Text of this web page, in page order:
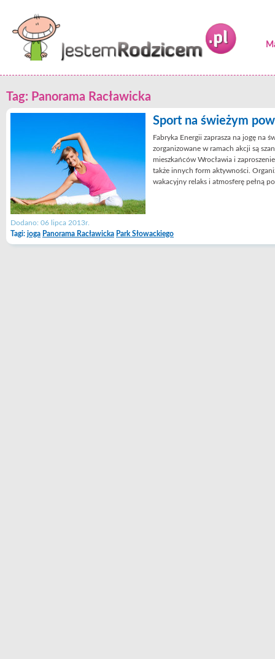
Tag: Panorama Racławicka
Sport na świeżym
Fabryka Energii zaprasza na jogę na
zorganizowane w ramach akcji są
mieszkańców Wrocławia i
także innych form aktywności.
wakacyjny relaks i atmosferę pełną
Dodano: 06 lipca 2013r.
Tagi: joga Panorama Racławicka Park Słowackiego